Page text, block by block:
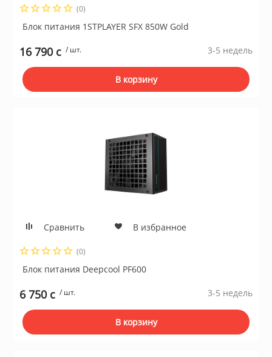
(0)
Блок питания 1STPLAYER SFX 850W Gold
16 790 c / шт. 3-5 недель
В корзину
Сравнить В избранное
(0)
Блок питания Deepcool PF600
6 750 c / шт. 3-5 недель
В корзину